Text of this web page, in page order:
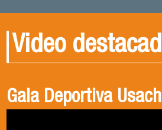
Video
Gala Deportiva
Usach en el
Candidatura Director